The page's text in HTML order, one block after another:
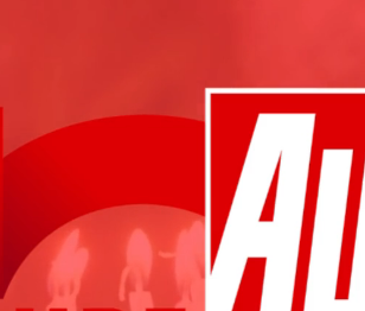
und authentisch – native
zielgruppenansprache in